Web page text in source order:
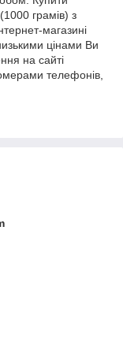
грамів) з
магазині
цінами Ви
на сайті
телефонів,